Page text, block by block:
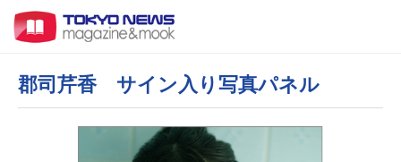
郡司芹香 サイン入り写真パネル